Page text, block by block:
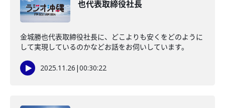
也代表取締役社長
金城勝也代表取締役社長に、どこよりも安くをどのように
して実現しているのかなどお話をお伺いしています。
2025.11.26 |00:30:22